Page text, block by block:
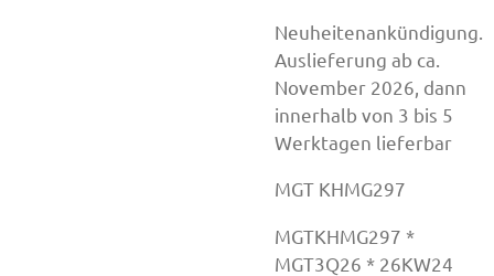
Neuheitenankündigung.
Auslieferung ab ca.
November 2026, dann
innerhalb von 3 bis 5
Werktagen lieferbar
MGT KHMG297
MGTKHMG297 *
MGT3Q26 * 26KW24